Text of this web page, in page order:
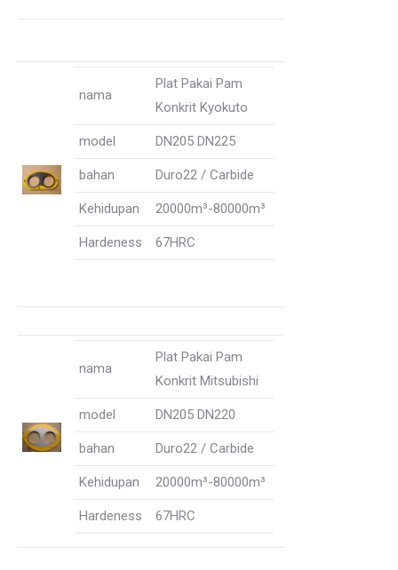
nama
Plat Pakai Pam
Konkrit Kyokuto
model DN205 DN225
bahan Duro22 / Carbide
Kehidupan 20000m³-80000m³
Hardeness 67HRC
nama
Plat Pakai Pam
Konkrit Mitsubishi
model DN205 DN220
bahan Duro22 / Carbide
Kehidupan 20000m³-80000m³
Hardeness 67HRC